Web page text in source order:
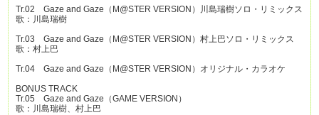
Tr.02 Gaze and Gaze（M@STER VERSION）川島瑞樹ソロ・リミックス
歌：川島瑞樹
Tr.03 Gaze and Gaze（M@STER VERSION）村上巴ソロ・リミックス
歌：村上巴
Tr.04 Gaze and Gaze（M@STER VERSION）オリジナル・カラオケ
BONUS TRACK
Tr.05 Gaze and Gaze（GAME VERSION）
歌：川島瑞樹、村上巴